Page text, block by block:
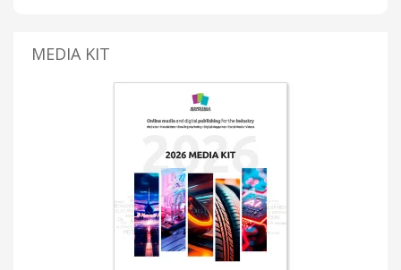
MEDIA KIT